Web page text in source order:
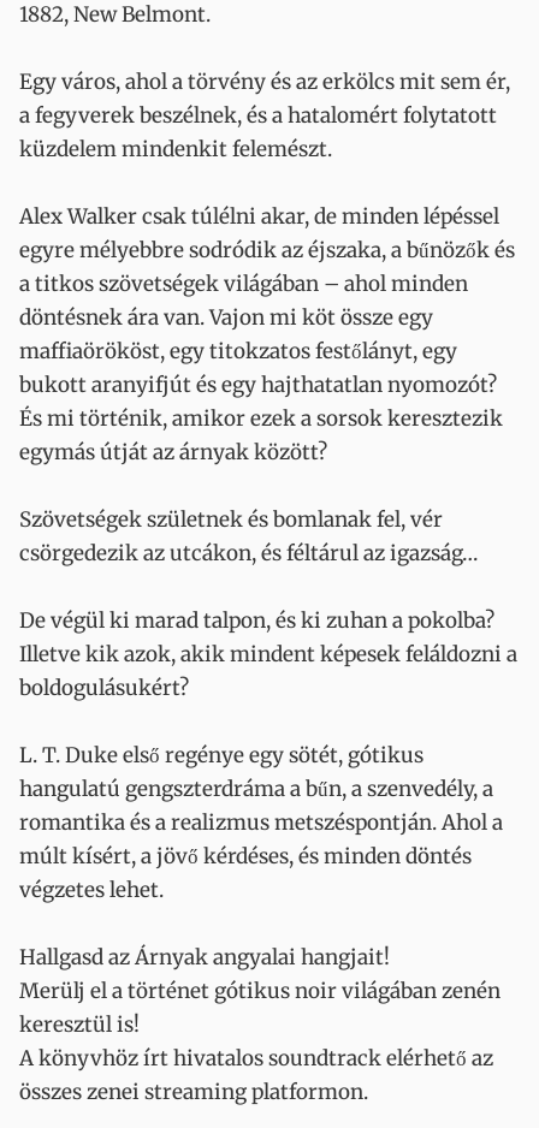
1882, New Belmont.
Egy város, ahol a törvény és az erkölcs mit sem ér,
a fegyverek beszélnek, és a hatalomért folytatott
küzdelem mindenkit felemészt.
Alex Walker csak túlélni akar, de minden lépéssel
egyre mélyebbre sodródik az éjszaka, a bűnözők és
a titkos szövetségek világában – ahol minden
döntésnek ára van. Vajon mi köt össze egy
maffiaörököst, egy titokzatos festőlányt, egy
bukott aranyifjút és egy hajthatatlan nyomozót?
És mi történik, amikor ezek a sorsok keresztezik
egymás útját az árnyak között?
Szövetségek születnek és bomlanak fel, vér
csörgedezik az utcákon, és féltárul az igazság…
De végül ki marad talpon, és ki zuhan a pokolba?
Illetve kik azok, akik mindent képesek feláldozni a
boldogulásukért?
L. T. Duke első regénye egy sötét, gótikus
hangulatú gengszterdráma a bűn, a szenvedély, a
romantika és a realizmus metszéspontján. Ahol a
múlt kísért, a jövő kérdéses, és minden döntés
végzetes lehet.
Hallgasd az Árnyak angyalai hangjait!
Merülj el a történet gótikus noir világában zenén
keresztül is!
A könyvhöz írt hivatalos soundtrack elérhető az
összes zenei streaming platformon.